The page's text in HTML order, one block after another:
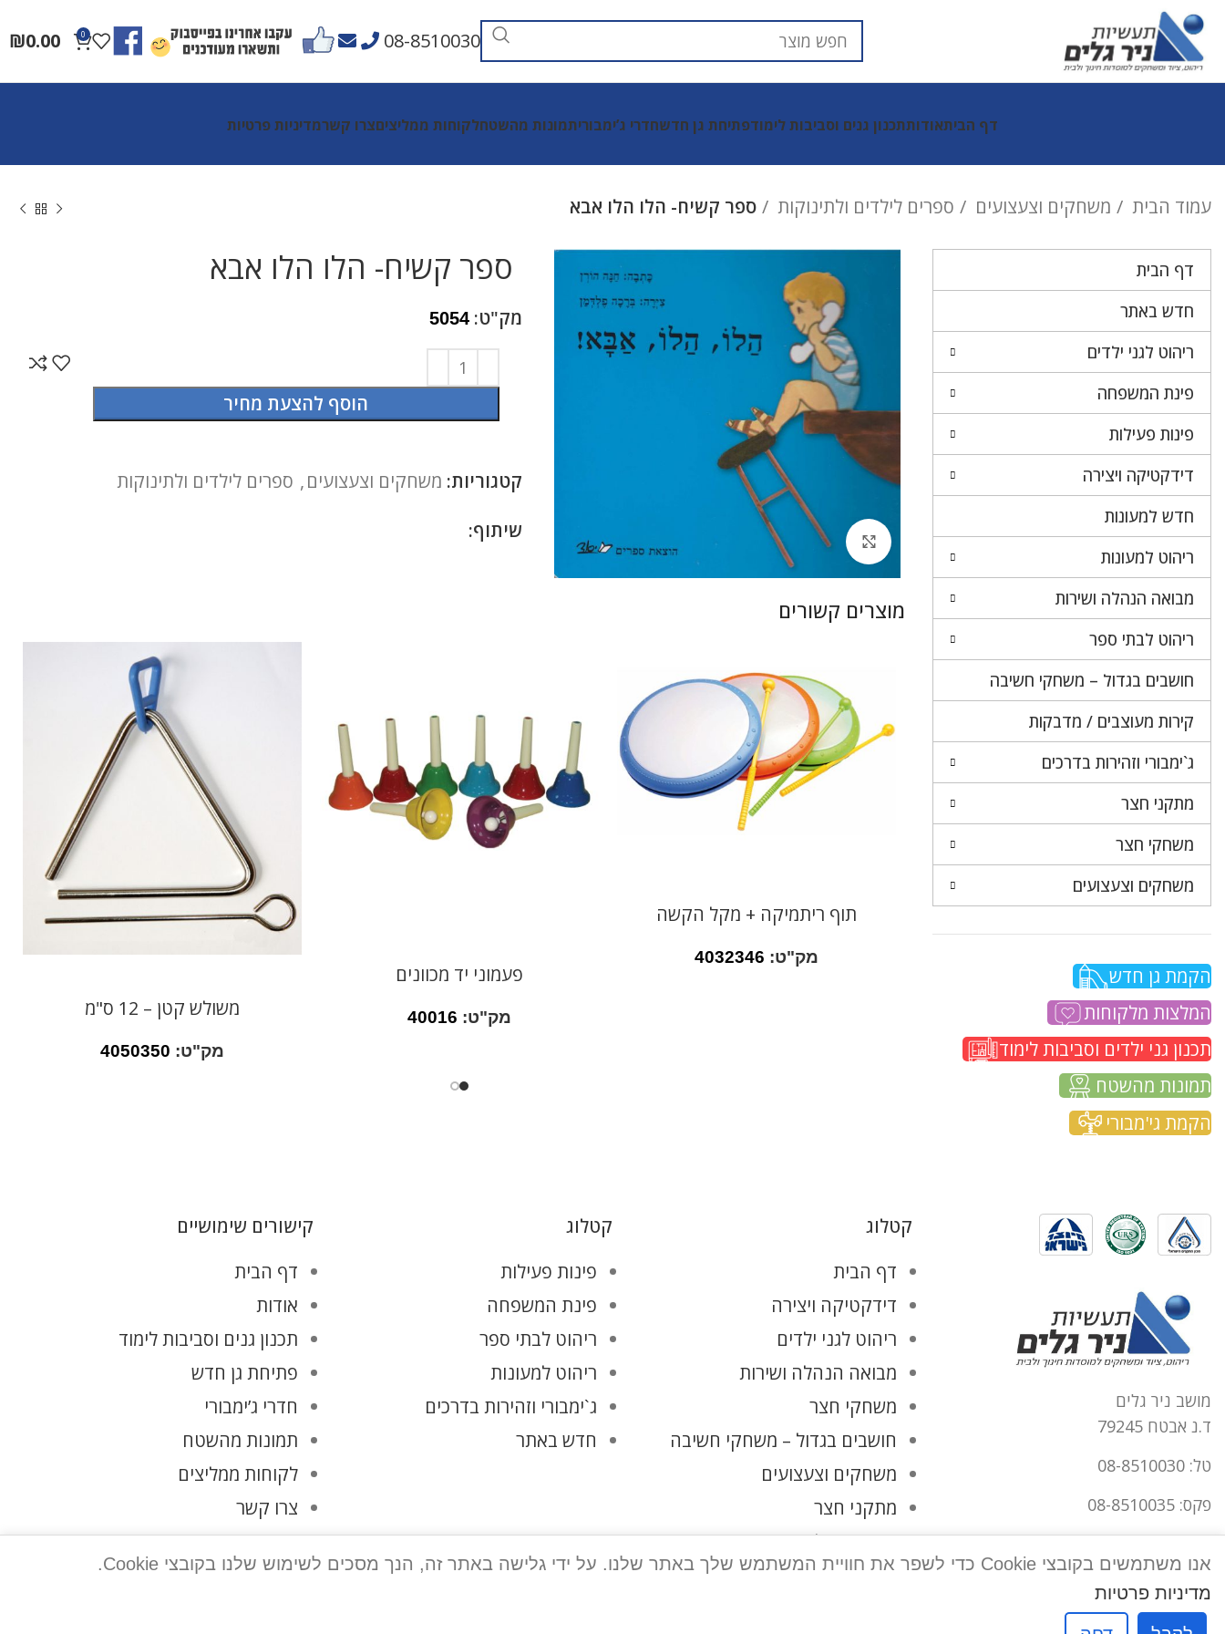
08-8510030
0
₪0.00
דף הביתאודותתכנון גנים וסביבות לימודפתיחת גן חדשחדרי ג’ימבוריתמונות מהשטחלקוחות ממליציםצרו קשרמדיניות פרטיות
עמוד הבית משחקים וצעצועים ספרים לילדים ולתינוקות ספר קשיח- הלו הלו אבא
דף הבית
חדש באתר
ריהוט לגני ילדים
פינת המשפחה
פינות פעילות
דידקטיקה ויצירה
חדש למעונות
ריהוט למעונות
מבואה הנהלה ושירות
ריהוט לבתי ספר
חושבים בגדול – משחקי חשיבה
קירות מעוצבים / מדבקות
ג`ימבורי וזהירות בדרכים
מתקני חצר
משחקי חצר
משחקים וצעצועים
הקמת גן חדש
המלצות מלקוחות
תכנון גני ילדים וסביבות לימוד
תמונות מהשטח
הקמת גי'מבורי
לחץ להגדלה
ספר קשיח- הלו הלו אבא
מק"ט: 5054
הוסף להצעת מחיר
קטגוריות: משחקים וצעצועים, ספרים לילדים ולתינוקות
שיתוף:
מוצרים קשורים
תוף ריתמיקה + מקל הקשה
מק"ט: 4032346
פעמוני יד מכוונים
מק"ט: 40016 משולש קטן – 12 ס"מ
מק"ט: 4050350
מושב ניר גלים
ד.נ אבטח 79245
טל: 08-8510030
פקס: 08-8510035
קטלוג
דף הבית
דידקטיקה ויצירה
ריהוט לגני ילדים
מבואה הנהלה ושירות
משחקי חצר
חושבים בגדול – משחקי חשיבה
משחקים וצעצועים
מתקני חצר
החשבון שלי
קטלוג
פינות פעילות
פינת המשפחה
ריהוט לבתי ספר
ריהוט למעונות
ג`ימבורי וזהירות בדרכים
חדש באתר
קישורים שימושיים
דף הבית
אודות
תכנון גנים וסביבות לימוד
פתיחת גן חדש
חדרי ג’ימבורי
תמונות מהשטח
לקוחות ממליצים
צרו קשר
מדיניות פרטיות
אנו משתמשים בקובצי Cookie כדי לשפר את חוויית המשתמש שלך באתר שלנו. על ידי גלישה באתר זה, הנך מסכים לשימוש שלנו בקובצי Cookie.
מדיניות פרטיות